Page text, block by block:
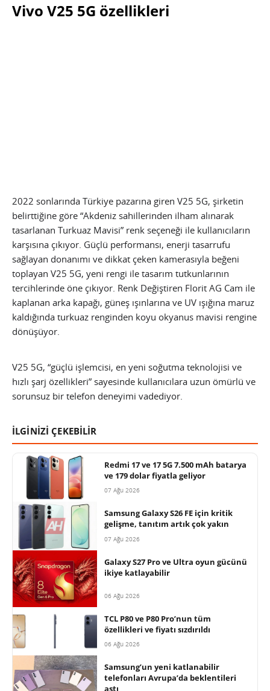
Vivo V25 5G özellikleri
2022 sonlarında Türkiye pazarına giren V25 5G, şirketin
belirttiğine göre “Akdeniz sahillerinden ilham alınarak
tasarlanan Turkuaz Mavisi” renk seçeneği ile kullanıcıların
karşısına çıkıyor. Güçlü performansı, enerji tasarrufu
sağlayan donanımı ve dikkat çeken kamerasıyla beğeni
toplayan V25 5G, yeni rengi ile tasarım tutkunlarının
tercihlerinde öne çıkıyor. Renk Değiştiren Florit AG Cam ile
kaplanan arka kapağı, güneş ışınlarına ve UV ışığına maruz
kaldığında turkuaz renginden koyu okyanus mavisi rengine
dönüşüyor.
V25 5G, “güçlü işlemcisi, en yeni soğutma teknolojisi ve
hızlı şarj özellikleri” sayesinde kullanıcılara uzun ömürlü ve
sorunsuz bir telefon deneyimi vadediyor.
İLGİNİZİ ÇEKEBİLİR
Redmi 17 ve 17 5G 7.500 mAh batarya
ve 179 dolar fiyatla geliyor
07 Ağu 2026
Samsung Galaxy S26 FE için kritik
gelişme, tanıtım artık çok yakın
07 Ağu 2026
Galaxy S27 Pro ve Ultra oyun gücünü
ikiye katlayabilir
06 Ağu 2026
TCL P80 ve P80 Pro’nun tüm
özellikleri ve fiyatı sızdırıldı
06 Ağu 2026
Samsung’un yeni katlanabilir
telefonları Avrupa’da beklentileri
aştı